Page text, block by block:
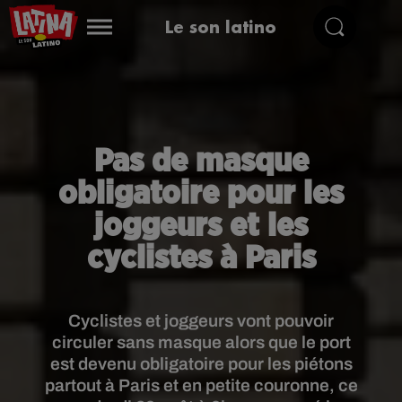
Le son latino
Pas de masque
obligatoire pour les
joggeurs et les
cyclistes à Paris
Cyclistes et joggeurs vont pouvoir
circuler sans masque alors que le port
est devenu obligatoire pour les piétons
partout à Paris et en petite couronne, ce